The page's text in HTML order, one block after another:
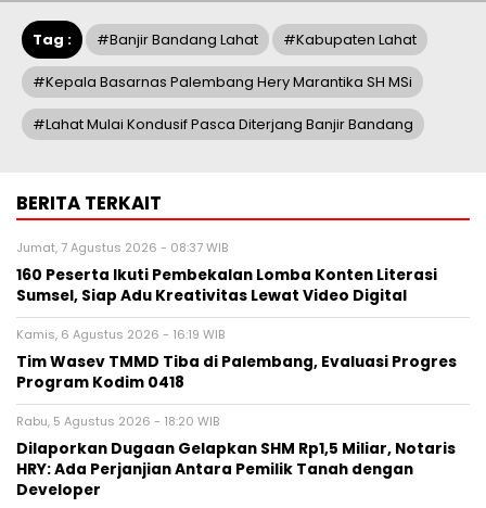
Tag : #Banjir Bandang Lahat #Kabupaten Lahat
#Kepala Basarnas Palembang Hery Marantika SH MSi
#Lahat Mulai Kondusif Pasca Diterjang Banjir Bandang
BERITA TERKAIT
Jumat, 7 Agustus 2026 - 08:37 WIB
160 Peserta Ikuti Pembekalan Lomba Konten Literasi
Sumsel, Siap Adu Kreativitas Lewat Video Digital ‎
Kamis, 6 Agustus 2026 - 16:19 WIB
Tim Wasev TMMD Tiba di Palembang, Evaluasi Progres
Program Kodim 0418
Rabu, 5 Agustus 2026 - 18:20 WIB
Dilaporkan Dugaan Gelapkan SHM Rp1,5 Miliar, Notaris
HRY: Ada Perjanjian Antara Pemilik Tanah dengan
Developer